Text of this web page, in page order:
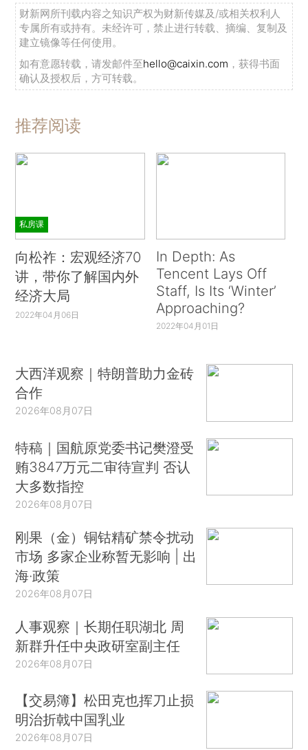
财新网所刊载内容之知识产权为财新传媒及/或相关权利人
专属所有或持有。未经许可，禁止进行转载、摘编、复制及
建立镜像等任何使用。
如有意愿转载，请发邮件至hello@caixin.com ，获得书面
确认及授权后，方可转载。
推荐阅读
私房课
向松祚：宏观经济70
讲，带你了解国内外
经济大局
2022年04月06日
In Depth: As
Tencent Lays Off
Staff, Is Its ‘Winter’
Approaching?
2022年04月01日
大西洋观察｜特朗普助力金砖
合作
2026年08月07日
特稿｜国航原党委书记樊澄受
贿3847万元二审待宣判 否认
大多数指控
2026年08月07日
刚果（金）铜钴精矿禁令扰动
市场 多家企业称暂无影响 | 出
海·政策
2026年08月07日
人事观察｜长期任职湖北 周
新群升任中央政研室副主任
2026年08月07日
【交易簿】松田克也挥刀止损
明治折戟中国乳业
2026年08月07日